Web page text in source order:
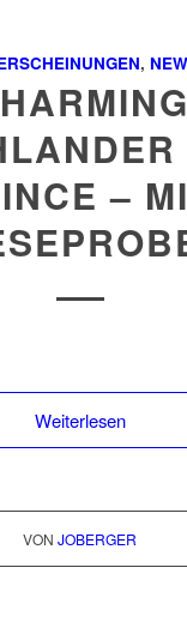
,
–
Weiterlesen
VONJOBERGER